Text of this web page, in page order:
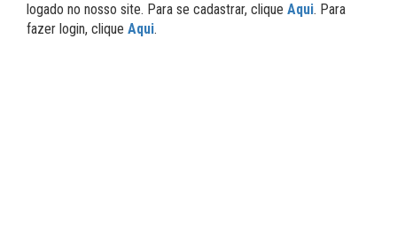
logado no nosso site. Para se cadastrar, clique Aqui. Para
fazer login, clique Aqui.